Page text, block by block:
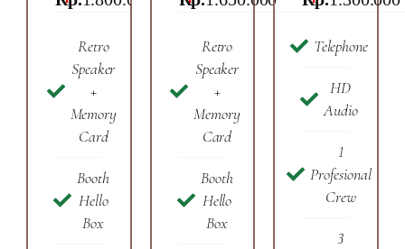
Retro
Speaker
+
Memory
Card
Booth
Hello
Box
Retro
Speaker
+
Memory
Card
Booth
Hello
Box
Telephone
HD
Audio
1
Profesional
Crew
3